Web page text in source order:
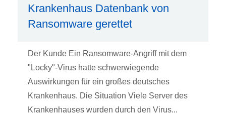
Krankenhaus Datenbank von
Ransomware gerettet
Der Kunde Ein Ransomware-Angriff mit dem
"Locky"-Virus hatte schwerwiegende
Auswirkungen für ein großes deutsches
Krankenhaus. Die Situation Viele Server des
Krankenhauses wurden durch den Virus...